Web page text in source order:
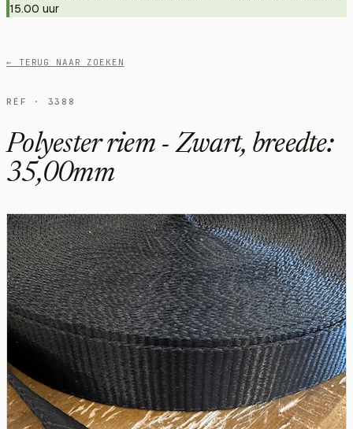
15.00 uur
← TERUG NAAR ZOEKEN
RÉF · 3388
Polyester riem - Zwart, breedte:
35,00mm